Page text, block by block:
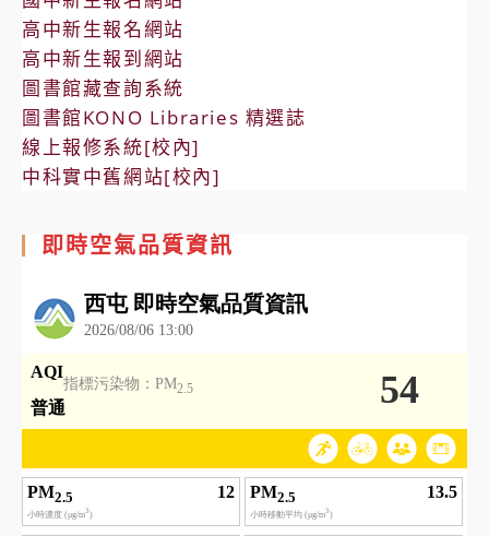
高中新生報名網站
高中新生報到網站
圖書館藏查詢系統
圖書館KONO Libraries 精選誌
線上報修系統[校內]
中科實中舊網站[校內]
即時空氣品質資訊